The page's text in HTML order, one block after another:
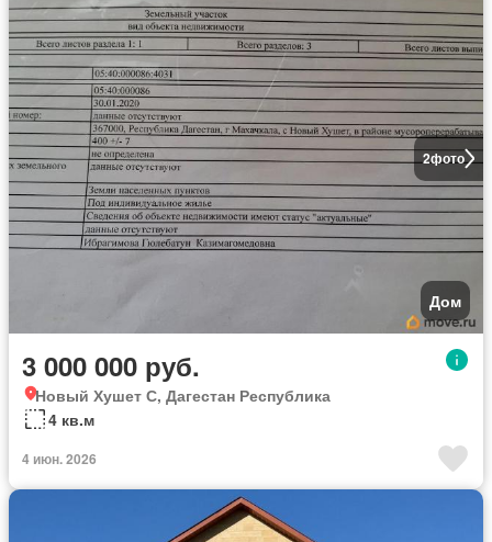
2фото
Дом
3 000 000 руб.
Новый Хушет С, Дагестан Республика
4 кв.м
4 июн. 2026